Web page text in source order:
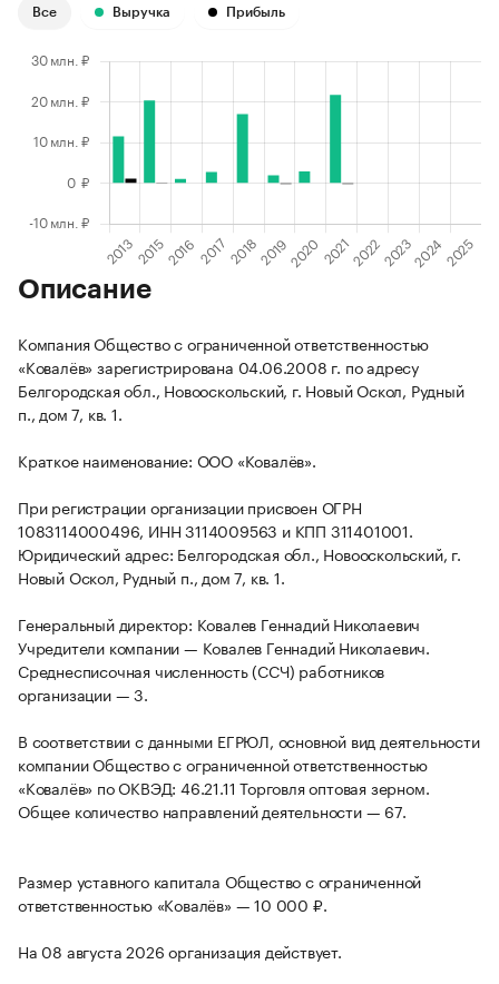
Все Выручка Прибыль
Описание
Компания Общество с ограниченной ответственностью
«Ковалёв» зарегистрирована 04.06.2008 г. по адресу
Белгородская обл., Новооскольский, г. Новый Оскол, Рудный
п., дом 7, кв. 1.
Краткое наименование: ООО «Ковалёв».
При регистрации организации присвоен ОГРН
1083114000496, ИНН 3114009563 и КПП 311401001.
Юридический адрес: Белгородская обл., Новооскольский, г.
Новый Оскол, Рудный п., дом 7, кв. 1.
Генеральный директор: Ковалев Геннадий Николаевич
Учредители компании — Ковалев Геннадий Николаевич.
Среднесписочная численность (ССЧ) работников
организации — 3.
В соответствии с данными ЕГРЮЛ, основной вид деятельности
компании Общество с ограниченной ответственностью
«Ковалёв» по ОКВЭД: 46.21.11 Торговля оптовая зерном.
Общее количество направлений деятельности — 67.
Размер уставного капитала Общество с ограниченной
ответственностью «Ковалёв» — 10 000 ₽.
На 08 августа 2026 организация действует.